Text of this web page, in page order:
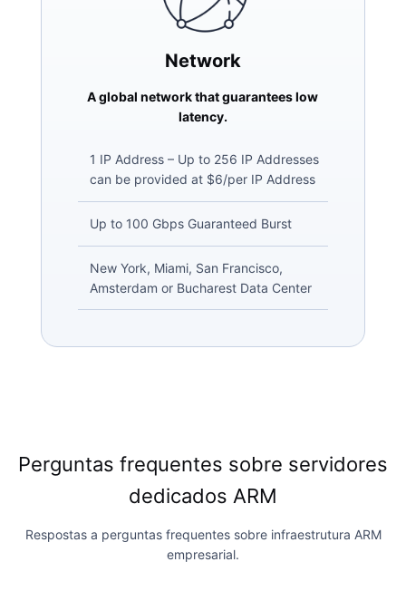
Network
A global network that guarantees low
latency.
1 IP Address – Up to 256 IP Addresses
can be provided at $6/per IP Address
Up to 100 Gbps Guaranteed Burst
New York, Miami, San Francisco,
Amsterdam or Bucharest Data Center
Perguntas frequentes sobre servidores
dedicados ARM
Respostas a perguntas frequentes sobre infraestrutura ARM
empresarial.